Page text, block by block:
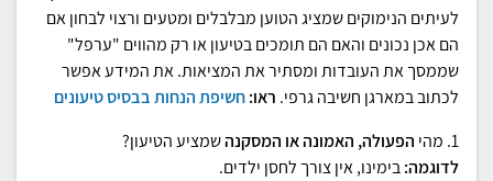
לעיתים הנימוקים שמציג הטוען מבלבלים ומטעים ורצוי לבחון אם
הם אכן נכונים והאם הם תומכים בטיעון או רק מהווים "ערפל"
שממסך את העובדות ומסתיר את המציאות. את המידע אפשר
לכתוב במארגן חשיבה גרפי. ראו:חשיפת הנחות בבסיס טיעונים
1. מהי
הפעולה, האמונה או המסקנהשמציע הטיעון?
לדוגמה:בימינו, אין צורך לחסן ילדים.